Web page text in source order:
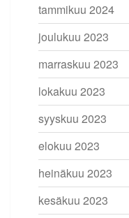
tammikuu 2024
joulukuu 2023
marraskuu 2023
lokakuu 2023
syyskuu 2023
elokuu 2023
heinäkuu 2023
kesäkuu 2023